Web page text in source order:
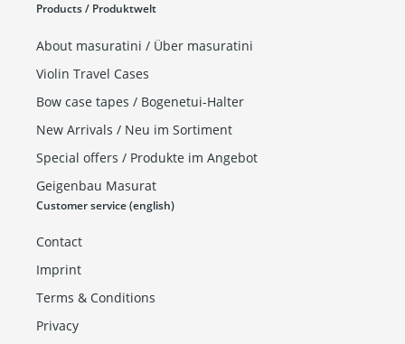
Products / Produktwelt
About masuratini / Über masuratini
Violin Travel Cases
Bow case tapes / Bogenetui-Halter
New Arrivals / Neu im Sortiment
Special offers / Produkte im Angebot
Geigenbau Masurat
Customer service (english)
Contact
Imprint
Terms & Conditions
Privacy